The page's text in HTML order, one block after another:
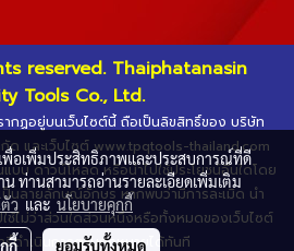
reserved. Thaiphatanasin
Tools Co., Ltd.
กฏอยู่บนเว็บไซต์นี้ ถือเป็นลิขสิทธิ์ของ บริษัท
และเว็บไซต์ www.tpqtools-thailand.com
บบ ดาวน์โหลด หรือนำไปใช้ประโยชน์อื่นใดโดย
นลายลักษณ์อักษร หากพบว่ามีการละเมิด นำ
ช้ไม่ว่าส่วนใดส่วนหนึ่งหรือทั้งหมดของเว็บไซต์
ดำเนินการตามกฎหมายได้ทันที
พื่อเพิ่มประสิทธิภาพและประสบการณ์ที่ดี
น ท่านสามารถอ่านรายละเอียดเพิ่มเติม
วและนโยบายคุกกี้
กี้ ยอมรับทั้งหมด